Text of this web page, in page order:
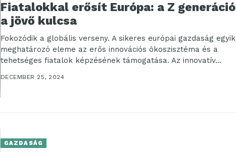
Fiatalokkal erősít Európa: a Z generáció
a jövő kulcsa
Fokozódik a globális verseny. A sikeres európai gazdaság egyik
meghatározó eleme az erős innovációs ökoszisztéma és a
tehetséges fiatalok képzésének támogatása. Az innovatív...
DECEMBER 25, 2024
GAZDASÁG